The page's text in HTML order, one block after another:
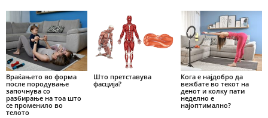
Враќањето во форма
после породување
започнува со
разбирање на тоа што
се променило во
телото
Што претставува
фасција?
Кога е најдобро да
вежбате во текот на
денот и колку пати
неделно е
најоптимално?